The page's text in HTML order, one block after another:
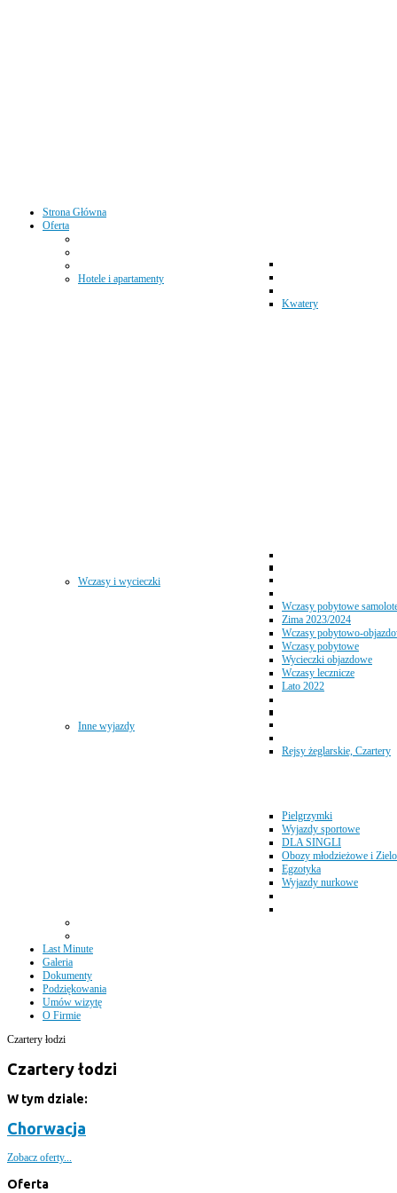
Strona Główna
Oferta
Hotele i apartamenty
Kwatery
Wczasy i wycieczki
Wczasy pobytowe
Zima 2023/2024
Wczasy pobytowo-
Wczasy pobytowe
Wycieczki objazdowe
Wczasy lecznicze
Lato 2022
Inne wyjazdy
Rejsy żeglarskie, Czartery
Pielgrzymki
Wyjazdy sportowe
DLA SINGLI
Obozy młodzieżowe i
Egzotyka
Wyjazdy nurkowe
Last Minute
Galeria
Dokumenty
Podziękowania
Umów wizytę
O Firmie
Czartery łodzi
Czartery łodzi
W tym dziale:
Chorwacja
Zobacz oferty...
Oferta